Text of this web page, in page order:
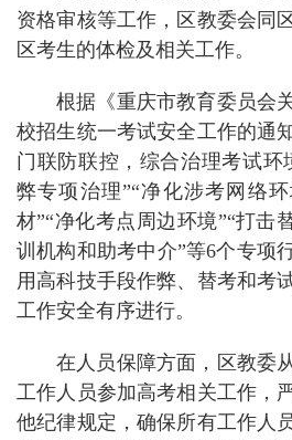
资格审核等工作，区教委会同
区考生的体检及相关工作。
根据《重庆市教育委员会
校招生统一考试安全工作的通
门联防联控，综合治理考试环
弊专项治理”“净化涉考网络
材”“净化考点周边环境”“打击
训机构和助考中介”等6个专项
用高科技手段作弊、替考和考
工作安全有序进行。
在人员保障方面，区教委
工作人员参加高考相关工作，
他纪律规定，确保所有工作人